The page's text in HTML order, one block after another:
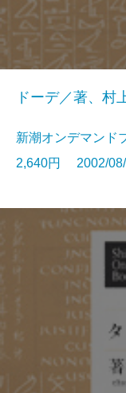
ドーデ／著、村
新潮オンデマン
2,640円 2002/